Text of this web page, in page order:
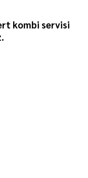
kombi servisi